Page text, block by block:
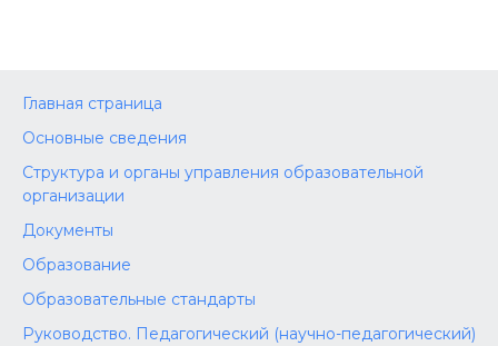
Главная страница
Основные сведения
Структура и органы управления образовательной
организации
Документы
Образование
Образовательные стандарты
Руководство. Педагогический (научно-педагогический)